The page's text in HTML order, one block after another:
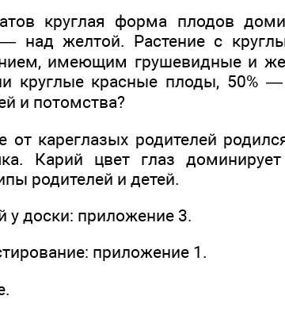
круглая форма плодов
— над желтой. Растение с
имеющим грушевидные и
круглые красные плоды, 50%
и потомства?
от кареглазых родителей
Карий цвет глаз
родителей и детей.
у доски: приложение 3.
приложение 1.